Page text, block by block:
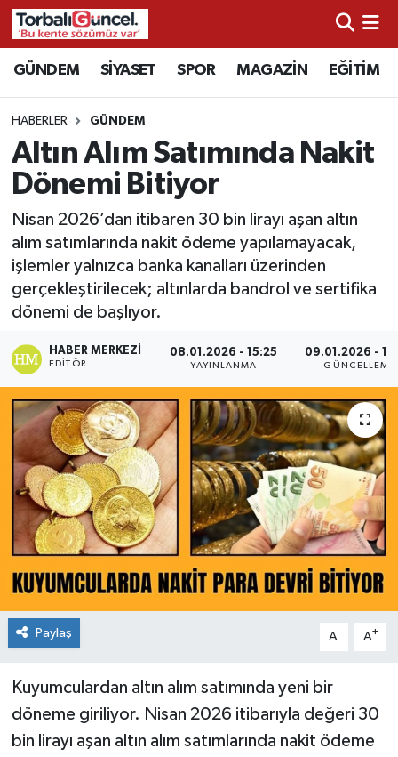
GÜNDEM SİYASET SPOR MAGAZİN EĞİTİM
HABERLER GÜNDEM
Altın Alım Satımında Nakit
Dönemi Bitiyor
Nisan 2026’dan itibaren 30 bin lirayı aşan altın
alım satımlarında nakit ödeme yapılamayacak,
işlemler yalnızca banka kanalları üzerinden
gerçekleştirilecek; altınlarda bandrol ve sertifika
dönemi de başlıyor.
HABER MERKEZI
EDITÖR
08.01.2026 - 15:25
YAYINLANMA
09.01.2026 -
GÜNCELLEME
Paylaş A- A+
Kuyumculardan altın alım satımında yeni bir
döneme giriliyor. Nisan 2026 itibarıyla değeri 30
bin lirayı aşan altın alım satımlarında nakit ödeme
İzmir Nöbetçi Eczaneler
İzmir Hava Durumu
İzmir Namaz Vakitleri
İzmir Trafik Yoğunluk Haritası
Süper Lig Puan Durumu ve Fikstür
Tüm Manşetler
Haber Arşivi